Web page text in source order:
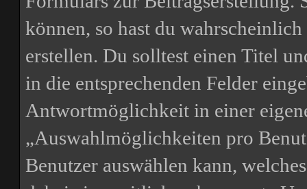
können, so hast du
erstellen. Du solltest einen Titel
in die entsprechenden Felder
Antwortmöglichkeit in einer
„Auswahlmöglichkeiten pro
Benutzer auswählen kann,